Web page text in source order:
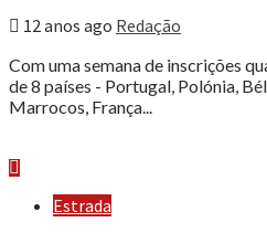
12 anos ago Redação
Com uma semana de inscrições
de 8 países - Portugal, Polónia,
Marrocos, França...
Estrada